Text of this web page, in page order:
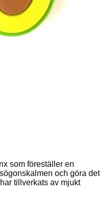
som föreställer en
och göra det
tillverkats av mjukt